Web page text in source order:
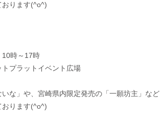
ます(^o^)
時～17時
プラットイベント広場
な」や、宮崎県内限定発売の「一願坊主」など
ます(^o^)